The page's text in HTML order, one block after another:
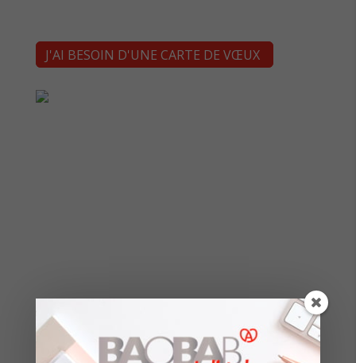
J'AI BESOIN D'UNE CARTE DE VŒUX
Nos dernières
réalisations.En voir + >>>